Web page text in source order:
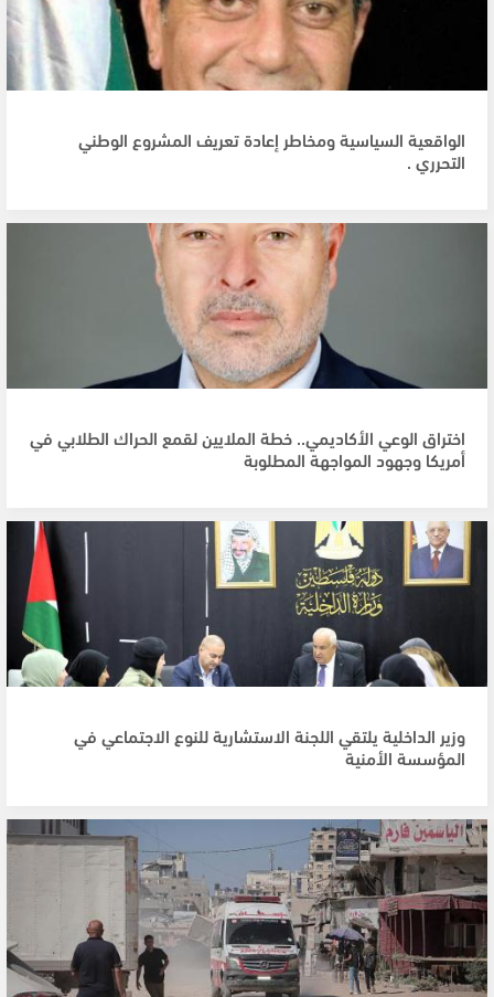
الواقعية السياسية ومخاطر إعادة تعريف المشروع الوطني
التحرري .
اختراق الوعي الأكاديمي.. خطة الملايين لقمع الحراك الطلابي في
أمريكا وجهود المواجهة المطلوبة
وزير الداخلية يلتقي اللجنة الاستشارية للنوع الاجتماعي في
المؤسسة الأمنية